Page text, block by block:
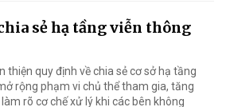
sẻ hạ tầng viễn thông
thiện quy định về chia sẻ cơ sở hạ tầng
rộng phạm vi chủ thể tham gia, tăng
rõ cơ chế xử lý khi các bên không